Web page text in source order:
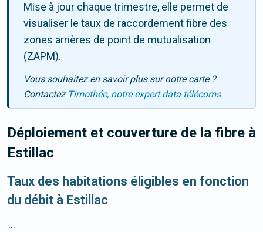
Mise à jour chaque trimestre, elle permet de
visualiser le taux de raccordement fibre des
zones arrières de point de mutualisation
(ZAPM).
Vous souhaitez en savoir plus sur notre carte ?
Contactez Timothée, notre expert data télécoms.
Déploiement et couverture de la fibre à
Estillac
Taux des habitations éligibles en fonction
du débit à Estillac
...